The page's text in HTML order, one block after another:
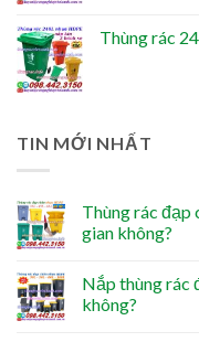
Thùng rác
TIN MỚI NHẤT
Thùng rác đạp
gian không?
Nắp thùng rác
không?